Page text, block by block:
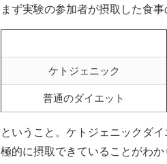
まず実験の参加者が摂取した食
ケトジェニック
普通のダイエット
ということ。ケトジェニックダ
極的に摂取できていることがわか